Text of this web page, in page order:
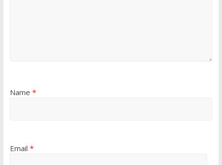
Name *
Email *